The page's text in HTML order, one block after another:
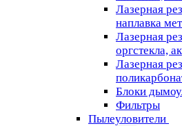
Лазерная
наплавка
Лазерная
оргстекла,
Лазерная
Блоки
Фильтры
Пылеуловители